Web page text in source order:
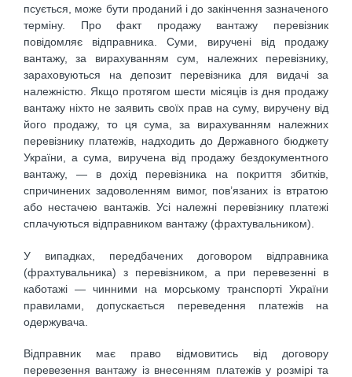
псується, може бути проданий і до закінчення зазначеного
терміну. Про факт продажу вантажу перевізник
повідомляє відправника. Суми, виручені від продажу
вантажу, за вирахуванням сум, належних перевізнику,
зараховуються на депозит перевізника для видачі за
належністю. Якщо протягом шести місяців із дня продажу
вантажу ніхто не заявить своїх прав на суму, виручену від
його продажу, то ця сума, за вирахуванням належних
перевізнику платежів, надходить до Державного бюджету
України, а сума, виручена від продажу бездокументного
вантажу, — в дохід перевізника на покриття збитків,
спричинених задоволенням вимог, пов’язаних із втратою
або нестачею вантажів. Усі належні перевізнику платежі
сплачуються відправником вантажу (фрахтувальником).
У випадках, передбачених договором відправника
(фрахтувальника) з перевізником, а при перевезенні в
каботажі — чинними на морському транспорті України
правилами, допускається переведення платежів на
одержувача.
Відправник має право відмовитись від договору
перевезення вантажу із внесенням платежів у розмірі та